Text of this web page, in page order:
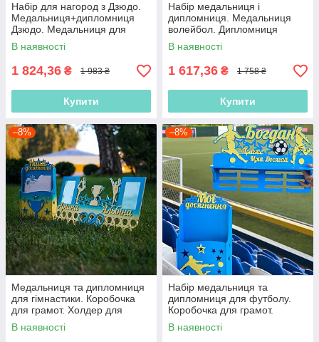
Набір для нагород з Дзюдо.
Медальниця+дипломниця
Дзюдо. Медальниця для
борця. Тримач для медалей
В наявності
1 824,36 ₴ 1 983 ₴
Купити
Набір медальниця і
дипломниця. Медальниця
волейбол. Дипломниця
волейбол. Подарунковий
набір спортсмену
В наявності
1 617,36 ₴ 1 758 ₴
Купити
–8%
Медальниця та дипломниця
для гімнастики. Коробочка
для грамот. Холдер для
медалей гімнастики.
Дипломниця.
В наявності
–8%
Набір медальниця та
дипломниця для футболу.
Коробочка для грамот.
Холдер для медалей з
футболу. Дипломниця.
В наявності